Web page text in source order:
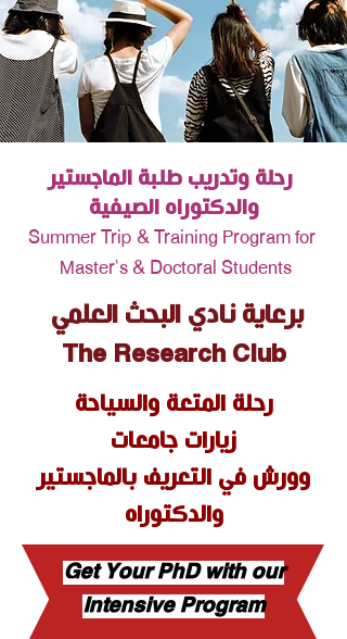
رحلة وتدريب طلبة الماجستير
والدكتوراه الصيفية
​ Summer Trip & Training Program for
Master's & Doctoral Students
برعاية نادي البحث العلمي
The Research Club
رحلة المتعة والسياحة
زيارات جامعات
وورش في التعريف بالماجستير
والدكتوراه
Get Your PhD with our
Intensive Program